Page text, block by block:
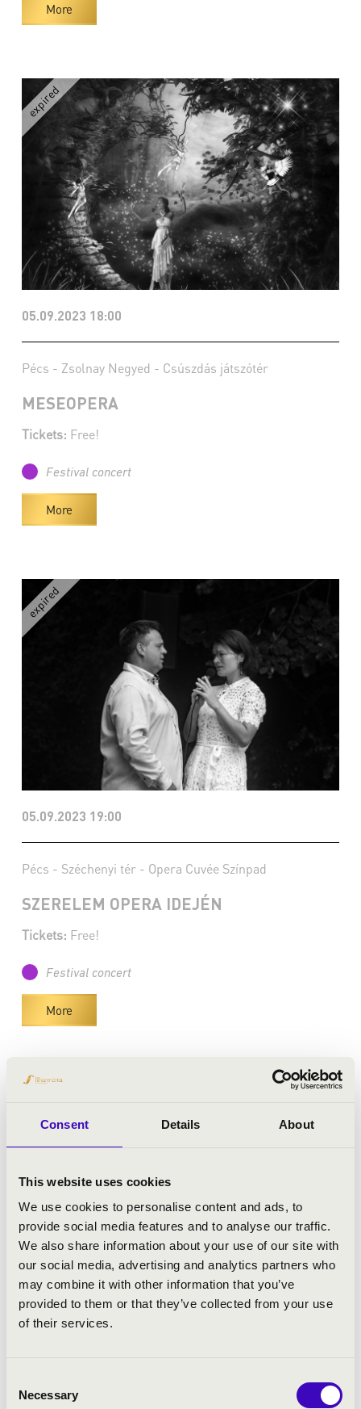
Consent Details About
This website uses cookies
We use cookies to personalise content and ads, to
provide social media features and to analyse our traffic.
We also share information about your use of our site with
our social media, advertising and analytics partners who
may combine it with other information that you’ve
provided to them or that they’ve collected from your use
of their services.
Selection
Necessary
More
05.09.2023 18:00
Pécs - Zsolnay Negyed - Csúszdás játszótér
MESEOPERA
Tickets: Free!
Festival concert
More
05.09.2023 19:00
Pécs - Széchenyi tér - Opera Cuvée Színpad
SZERELEM OPERA IDEJÉN
Tickets: Free!
Festival concert
More
06.09.2023 17:00
MESEOPERA